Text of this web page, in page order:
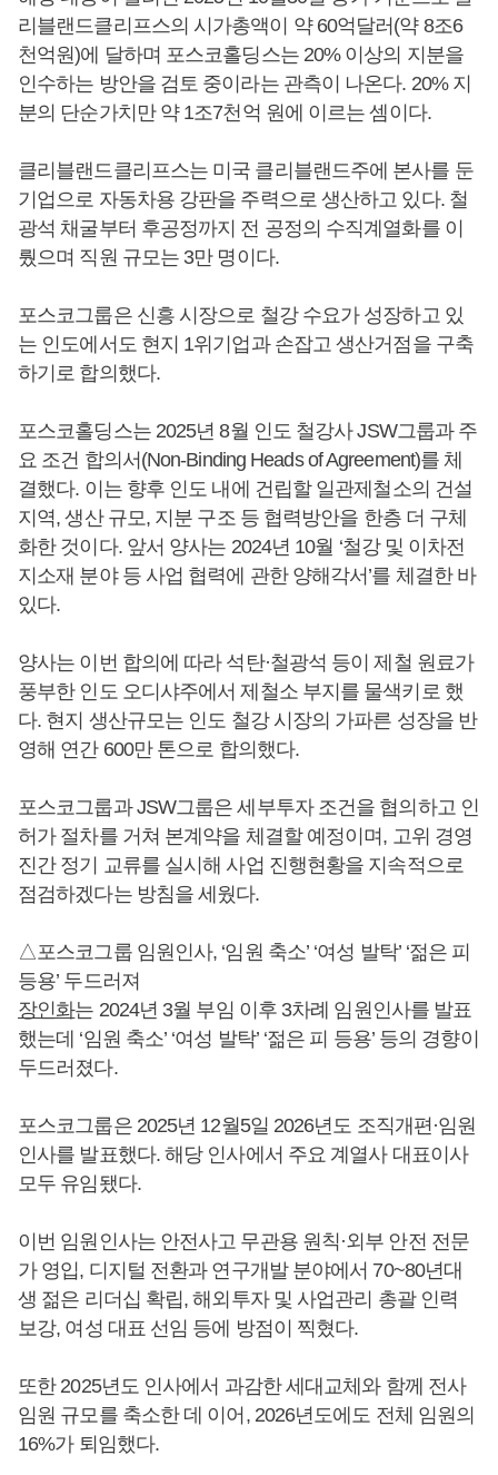
리블랜드클리프스의 시가총액이 약 60억달러(약 8조6
천억원)에 달하며 포스코홀딩스는 20% 이상의 지분을
인수하는 방안을 검토 중이라는 관측이 나온다. 20% 지
분의 단순가치만 약 1조7천억 원에 이르는 셈이다.
클리블랜드클리프스는 미국 클리블랜드주에 본사를 둔
기업으로 자동차용 강판을 주력으로 생산하고 있다. 철
광석 채굴부터 후공정까지 전 공정의 수직계열화를 이
뤘으며 직원 규모는 3만 명이다.
포스코그룹은 신흥 시장으로 철강 수요가 성장하고 있
는 인도에서도 현지 1위기업과 손잡고 생산거점을 구축
하기로 합의했다.
포스코홀딩스는 2025년 8월 인도 철강사 JSW그룹과 주
요 조건 합의서(Non-Binding Heads of Agreement)를 체
결했다. 이는 향후 인도 내에 건립할 일관제철소의 건설
지역, 생산 규모, 지분 구조 등 협력방안을 한층 더 구체
화한 것이다. 앞서 양사는 2024년 10월 ‘철강 및 이차전
지소재 분야 등 사업 협력에 관한 양해각서’를 체결한 바
있다.
양사는 이번 합의에 따라 석탄·철광석 등이 제철 원료가
풍부한 인도 오디샤주에서 제철소 부지를 물색키로 했
다. 현지 생산규모는 인도 철강 시장의 가파른 성장을 반
영해 연간 600만 톤으로 합의했다.
포스코그룹과 JSW그룹은 세부투자 조건을 협의하고 인
허가 절차를 거쳐 본계약을 체결할 예정이며, 고위 경영
진간 정기 교류를 실시해 사업 진행현황을 지속적으로
점검하겠다는 방침을 세웠다.
△포스코그룹 임원인사, ‘임원 축소’ ‘여성 발탁’ ‘젊은 피
등용’ 두드러져
장인화는 2024년 3월 부임 이후 3차례 임원인사를 발표
했는데 ‘임원 축소’ ‘여성 발탁’ ‘젊은 피 등용’ 등의 경향이
두드러졌다.
포스코그룹은 2025년 12월5일 2026년도 조직개편·임원
인사를 발표했다. 해당 인사에서 주요 계열사 대표이사
모두 유임됐다.
이번 임원인사는 안전사고 무관용 원칙·외부 안전 전문
가 영입, 디지털 전환과 연구개발 분야에서 70~80년대
생 젊은 리더십 확립, 해외투자 및 사업관리 총괄 인력
보강, 여성 대표 선임 등에 방점이 찍혔다.
또한 2025년도 인사에서 과감한 세대교체와 함께 전사
임원 규모를 축소한 데 이어, 2026년도에도 전체 임원의
16%가 퇴임했다.